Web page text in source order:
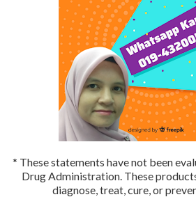
* These statements have not been
Drug Administration. These
diagnose, treat, cure, or